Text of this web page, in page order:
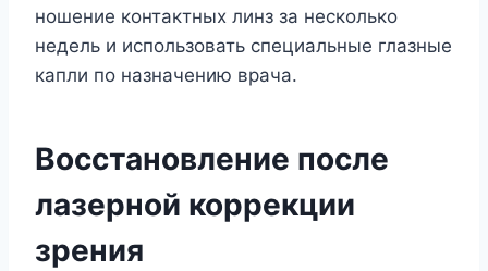
ношение контактных линз за несколько
недель и использовать специальные глазные
капли по назначению врача.
Восстановление после
лазерной коррекции
зрения